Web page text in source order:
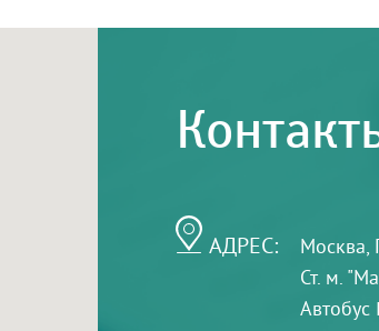
АДРЕС:
Москва,
Ст. м.